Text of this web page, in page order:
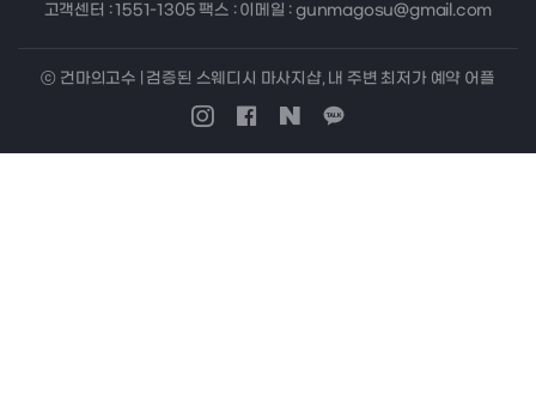
고객센터 : 1551-1305 팩스 : 이메일 : gunmagosu@gmail.com
ⓒ 건마의고수 | 검증된 스웨디시 마사지샵, 내 주변 최저가 예약 어플